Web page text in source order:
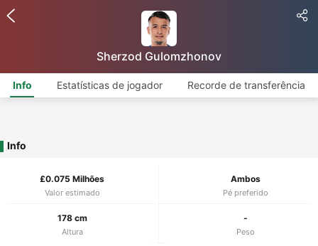
Sherzod Gulomzhonov
Info Estatísticas de jogador Recorde de transferência
Info
£0.075 Milhões
Valor estimado
Ambos
Pé preferido
178 cm
Altura
-
Peso